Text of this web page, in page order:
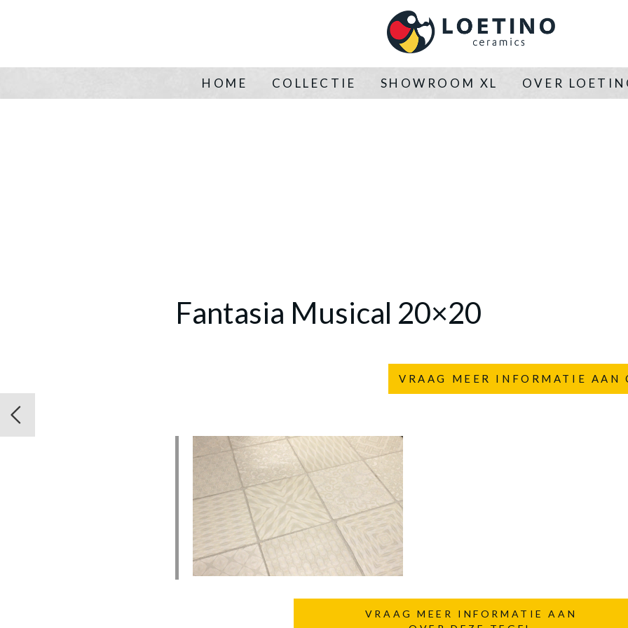
HOME COLLECTIE SHOWROOM XL OVER
Fantasia Musical 20×20
VRAAG MEER INFORMATIE AAN
VRAAG MEER INFORMATIE AAN